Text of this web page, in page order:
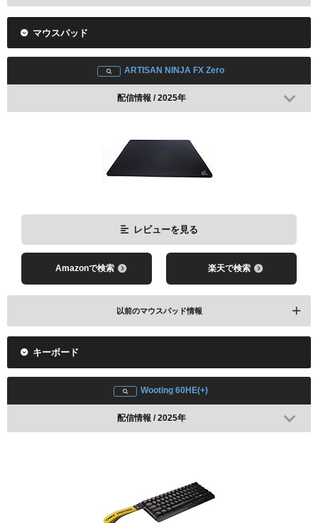
レビューを見る
Amazonで検索 楽天で検索
レビューを見る
Logicool G PRO X SUPERLIGHT
Amazonで検索
マウスパッド
ARTISAN NINJA FX Zero
配信情報 / 2025年
レビューを見る
Amazonで検索 楽天で検索
以前のマウスパッド情報
キーボード
Wooting 60HE(+)
配信情報 / 2025年